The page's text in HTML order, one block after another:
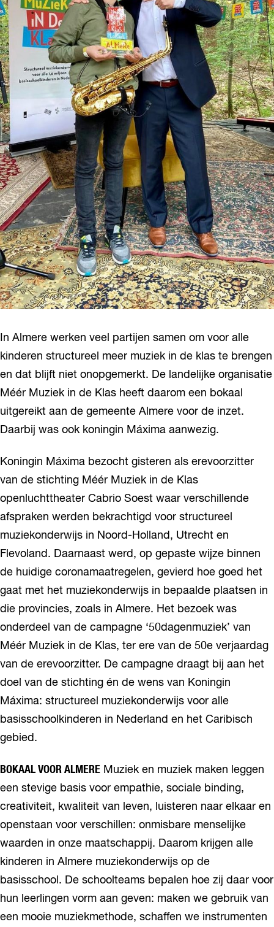
In Almere werken veel partijen samen om voor alle
kinderen structureel meer muziek in de klas te brengen
en dat blijft niet onopgemerkt. De landelijke organisatie
Méér Muziek in de Klas heeft daarom een bokaal
uitgereikt aan de gemeente Almere voor de inzet.
Daarbij was ook koningin Máxima aanwezig.
Koningin Máxima bezocht gisteren als erevoorzitter
van de stichting Méér Muziek in de Klas
openluchttheater Cabrio Soest waar verschillende
afspraken werden bekrachtigd voor structureel
muziekonderwijs in Noord-Holland, Utrecht en
Flevoland. Daarnaast werd, op gepaste wijze binnen
de huidige coronamaatregelen, gevierd hoe goed het
gaat met het muziekonderwijs in bepaalde plaatsen in
die provincies, zoals in Almere. Het bezoek was
onderdeel van de campagne ‘50dagenmuziek’ van
Méér Muziek in de Klas, ter ere van de 50e verjaardag
van de erevoorzitter. De campagne draagt bij aan het
doel van de stichting én de wens van Koningin
Máxima: structureel muziekonderwijs voor alle
basisschoolkinderen in Nederland en het Caribisch
gebied.
BOKAAL VOOR ALMERE Muziek en muziek maken leggen
een stevige basis voor empathie, sociale binding,
creativiteit, kwaliteit van leven, luisteren naar elkaar en
openstaan voor verschillen: onmisbare menselijke
waarden in onze maatschappij. Daarom krijgen alle
kinderen in Almere muziekonderwijs op de
basisschool. De schoolteams bepalen hoe zij daar voor
hun leerlingen vorm aan geven: maken we gebruik van
een mooie muziekmethode, schaffen we instrumenten